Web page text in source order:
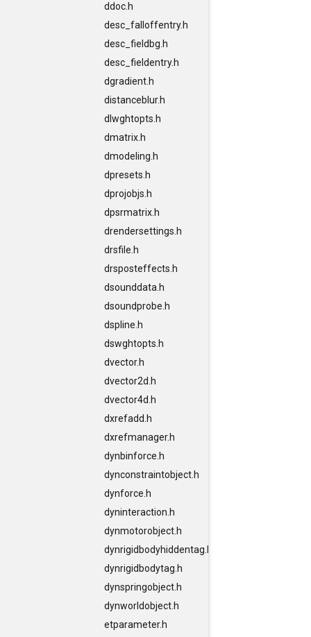
ddoc.h
desc_falloffentry.h
desc_fieldbg.h
desc_fieldentry.h
dgradient.h
distanceblur.h
dlwghtopts.h
dmatrix.h
dmodeling.h
dpresets.h
dprojobjs.h
dpsrmatrix.h
drendersettings.h
drsfile.h
drsposteffects.h
dsounddata.h
dsoundprobe.h
dspline.h
dswghtopts.h
dvector.h
dvector2d.h
dvector4d.h
dxrefadd.h
dxrefmanager.h
dynbinforce.h
dynconstraintobject.h
dynforce.h
dyninteraction.h
dynmotorobject.h
dynrigidbodyhiddentag.h
dynrigidbodytag.h
dynspringobject.h
dynworldobject.h
etparameter.h